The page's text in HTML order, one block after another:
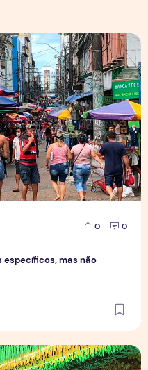
0 0
específicos, mas não
específicos, mas não
moradores e